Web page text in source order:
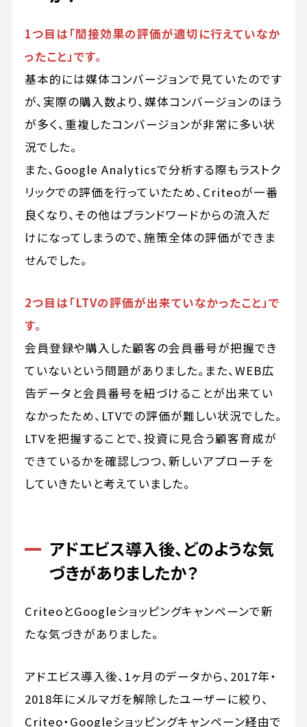
1つ目は「間接効果の評価が適切に行えていなか
ったこと」です。
基本的には媒体コンバージョンで見ていたのです
が、実際の購入数より、媒体コンバージョンのほう
が多く、重複したコンバージョンが非常に多い状
況でした。
また、Google Analyticsで分析する際もラストク
リックでの評価を行っていたため、Criteoが一番
良くなり、その他はブランドワードからの流入だ
けになってしまうので、施策全体の評価ができま
せんでした。
2つ目は「LTVの評価が出来ていなかったこと」で
す。
会員登録や購入した顧客の会員番号が把握でき
ていないという問題がありました。また、WEB広
告データと会員番号を紐づけることが出来てい
なかったため、LTVでの評価が難しい状況でした。
LTVを把握することで、投資に見合う顧客育成が
できているかを確認しつつ、新しいアプローチを
していきたいと考えていました。
アドエビス導入後、どのような気
づきがありましたか？
CriteoとGoogleショッピングキャンペーンで新
たな気づきがありました。
アドエビス導入後、1ヶ月のデータから、2017年・
2018年にメルマガを解除したユーザーに絞り、
Criteo・Googleショッピングキャンペーン経由で